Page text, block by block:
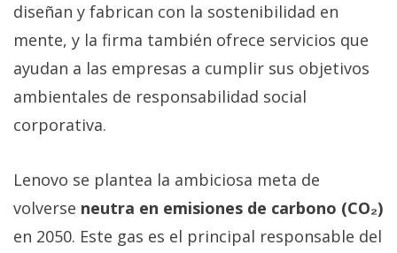
Más
temas
Sorteos
Foros
Contacto
diseñan y fabrican con la sostenibilidad en
mente, y la firma también ofrece servicios que
ayudan a las empresas a cumplir sus objetivos
ambientales de responsabilidad social
corporativa.
Lenovo se plantea la ambiciosa meta de
volverse neutra en emisiones de carbono (CO₂)
en 2050. Este gas es el principal responsable del